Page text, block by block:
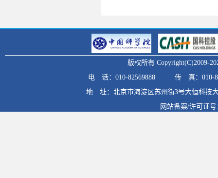
版权所有 Copyright(C)2009-
电 话：010-82569888
传 真：010-
地 址：北京市海淀区苏州街3号大恒科技
网站备案/许可证号